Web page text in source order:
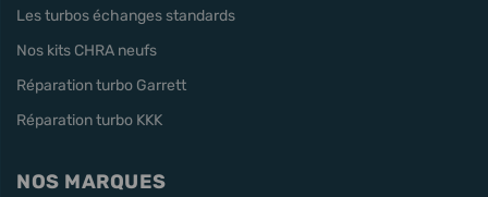
Les turbos échanges standards
Nos kits CHRA neufs
Réparation turbo Garrett
Réparation turbo KKK
NOS MARQUES